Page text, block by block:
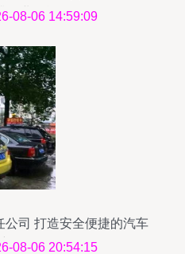
企业效能
08-06 14:59:09
司 打造安全便捷的汽车
新体验
08-06 20:54:15